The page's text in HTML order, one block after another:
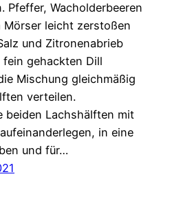
Pfeffer, Wacholderbeeren
Mörser leicht zerstoßen
und Zitronenabrieb
gehackten Dill
Mischung gleichmäßig
verteilen.
beiden Lachshälften mit
in eine
und für…